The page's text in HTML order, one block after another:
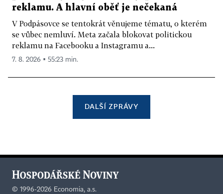
reklamu. A hlavní oběť je nečekaná
V Podpásovce se tentokrát věnujeme tématu, o kterém
se vůbec nemluví. Meta začala blokovat politickou
reklamu na Facebooku a Instagramu a...
7. 8. 2026 ▪ 55:23 min.
DALŠÍ ZPRÁVY
© 1996-2026 Economia, a.s.